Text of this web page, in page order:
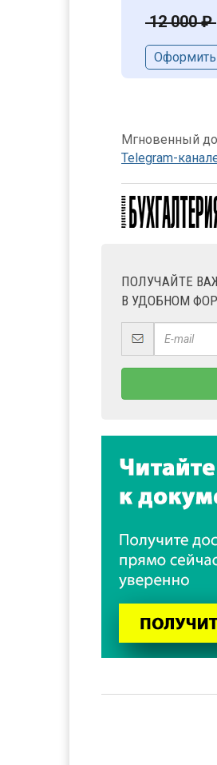
12 000 ₽
Оформить
Мгновенный
Telegram-
ПОЛУЧАЙТЕ
В УДОБНОМ